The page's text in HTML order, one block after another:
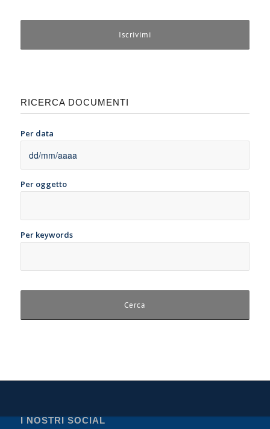
RICERCA DOCUMENTI
Per data
Per oggetto
Per keywords
I NOSTRI SOCIAL